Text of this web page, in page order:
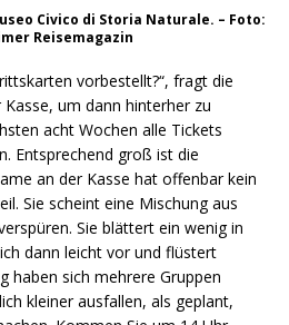
Civico di Storia Naturale. – Foto:
Reisemagazin
vorbestellt?“, fragt die
um dann hinterher zu
acht Wochen alle Tickets
Entsprechend groß ist die
an der Kasse hat offenbar kein
Sie scheint eine Mischung aus
Sie blättert ein wenig in
dann leicht vor und flüstert
haben sich mehrere Gruppen
kleiner ausfallen, als geplant,